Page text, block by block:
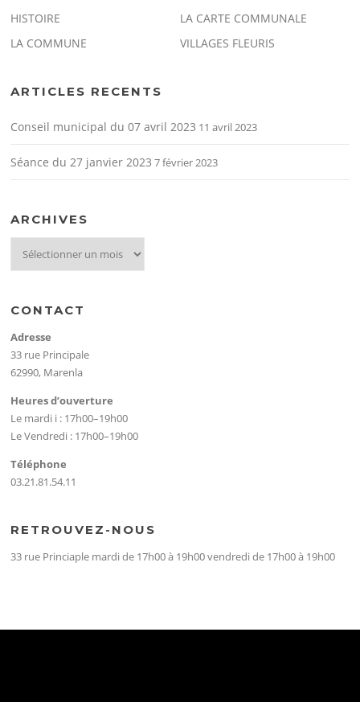
HISTOIRE
LA CARTE COMMUNALE
LA COMMUNE
VILLAGES FLEURIS
ARTICLES RECENTS
Conseil municipal du 07 avril 2023 11 avril 2023
Séance du 27 janvier 2023 7 février 2023
ARCHIVES
CONTACT
Adresse
33 rue Principale
62990, Marenla
Heures d’ouverture
Le mardi i : 17h00–19h00
Le Vendredi : 17h00–19h00
Téléphone
03.21.81.54.11
RETROUVEZ-NOUS
33 rue Princiaple mardi de 17h00 à 19h00 vendredi de 17h00 à 19h00